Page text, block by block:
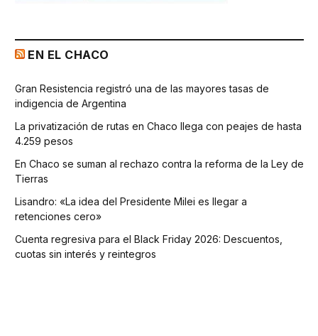
EN EL CHACO
Gran Resistencia registró una de las mayores tasas de
indigencia de Argentina
La privatización de rutas en Chaco llega con peajes de hasta
4.259 pesos
En Chaco se suman al rechazo contra la reforma de la Ley de
Tierras
Lisandro: «La idea del Presidente Milei es llegar a
retenciones cero»
Cuenta regresiva para el Black Friday 2026: Descuentos,
cuotas sin interés y reintegros